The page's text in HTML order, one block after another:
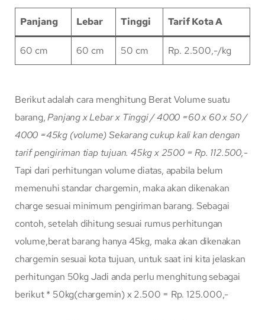
Panjang Lebar Tinggi Tarif Kota A
60 cm 60 cm 50 cm Rp. 2.500,-/kg
Berikut adalah cara menghitung Berat Volume suatu
barang,Panjang x Lebar x Tinggi / 4000 =60 x 60 x 50 /
4000 =45kg (volume)Sekarang cukup kali kan dengan
tarif pengiriman tiap tujuan. 45kg x 2500 = Rp. 112.500,-
Tapi dari perhitungan volume diatas, apabila belum
memenuhi standar chargemin, maka akan dikenakan
charge sesuai minimum pengiriman barang. Sebagai
contoh, setelah dihitung sesuai rumus perhitungan
volume,berat barang hanya 45kg, maka akan dikenakan
chargemin sesuai kota tujuan, untuk saat ini kita jelaskan
perhitungan 50kg Jadi anda perlu menghitung sebagai
berikut * 50kg(chargemin) x 2.500 = Rp. 125.000,-